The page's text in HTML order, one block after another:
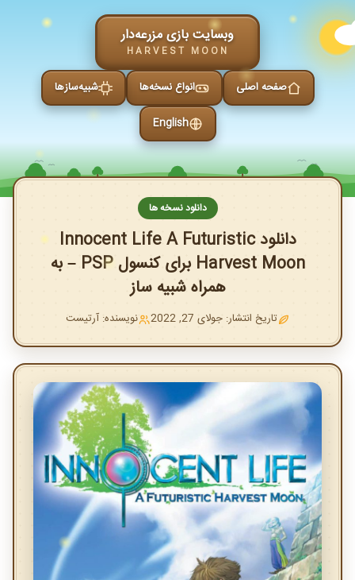
وبسایت بازی مزرعه‌دار
HARVEST MOON
صفحه اصلی انواع نسخه‌ها شبیه‌سازها
English
دانلود نسخه ها
دانلود Innocent Life A Futuristic
Harvest Moon برای کنسول PSP – به
همراه شبیه ساز
تاریخ انتشار: جولای 27, 2022 نویسنده: آرتیست